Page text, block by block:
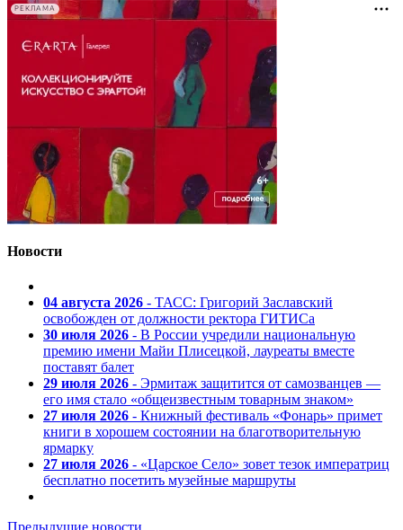
РЕКЛАМА
Новости
04 августа 2026 - ТАСС: Григорий Заславский
освобожден от должности ректора ГИТИСа
30 июля 2026 - В России учредили национальную
премию имени Майи Плисецкой, лауреаты вместе
поставят балет
29 июля 2026 - Эрмитаж защитится от самозванцев —
его имя стало «общеизвестным товарным знаком»
27 июля 2026 - Книжный фестиваль «Фонарь» примет
книги в хорошем состоянии на благотворительную
ярмарку
27 июля 2026 - «Царское Село» зовет тезок императриц
бесплатно посетить музейные маршруты
Предыдущие новости